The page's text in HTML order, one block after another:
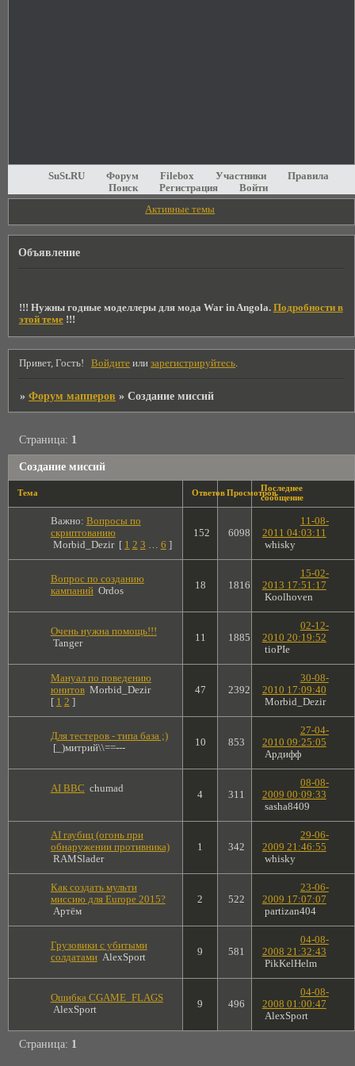
SuSt.RU Форум Filebox Участники
Правила
Поиск
Регистрация
Войти
Активные темы
Объявление
!!! Нужны годные моделлеры для мода War in Angola. Подробности в
этой теме!!!
Привет, Гость! Войдите илизарегистрируйтесь.
»Форум мапперов »Создание миссий
Создание миссий
Страница: 1
Тема Ответов ПросмотровПоследнее
сообщение
Важно: Вопросы по
скриптованию
Morbid_Dezir [ 1 2 3 … 6 ]
152 6098
11-08-
2011 04:03:11
whisky
Вопрос по созданию
кампаний Ordos 18 1816
15-02-
2013 17:51:17
Koolhoven
Очень нужна помощь!!!
Tanger
11 1885
02-12-
2010 20:19:52
tioPIe
Мануал по поведению
юнитов Morbid_Dezir
[ 1 2 ]
47 2392
30-08-
2010 17:09:40
Morbid_Dezir
Для тестеров - типа база ;)
[_)митрий\\==---
10 853
27-04-
2010 09:25:05
Ардифф
AI ВВС chumad
4 311
08-08-
2009 00:09:33
sasha8409
AI гаубиц (огонь при
обнаружении противника)
RAMSlader
1 342
29-06-
2009 21:46:55
whisky
Как создать мульти
миссию для Europe 2015?
Артём
2 522
23-06-
2009 17:07:07
partizan404
Грузовики с убитыми
солдатами AlexSport 9 581
04-08-
2008 21:32:43
PikKelHelm
Ошибка CGAME_FLAGS
AlexSport
9 496
04-08-
2008 01:00:47
AlexSport
Страница: 1